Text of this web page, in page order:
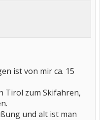
ist von mir ca. 15
Tirol zum Skifahren,
und alt ist man